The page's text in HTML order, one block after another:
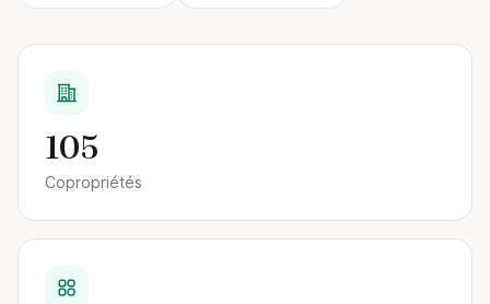
105
Copropriétés